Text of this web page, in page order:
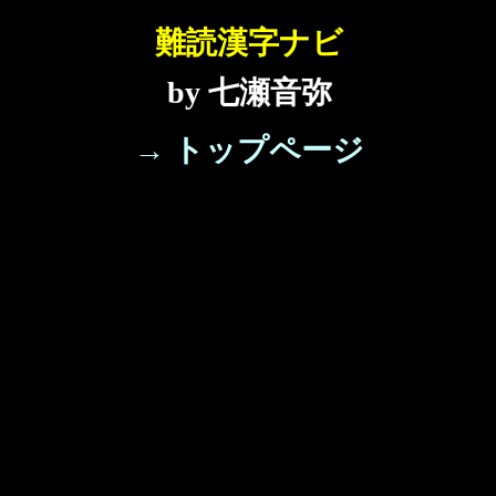
難読漢字ナビ
by 七瀬音弥
→ トップページ